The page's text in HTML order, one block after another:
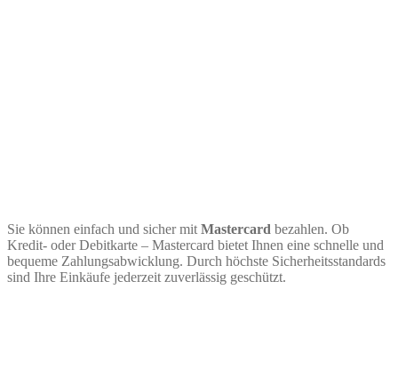
Sie können einfach und sicher mit Mastercard bezahlen. Ob
Kredit- oder Debitkarte – Mastercard bietet Ihnen eine schnelle und
bequeme Zahlungsabwicklung. Durch höchste Sicherheitsstandards
sind Ihre Einkäufe jederzeit zuverlässig geschützt.